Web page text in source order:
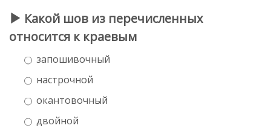
Какой шов из перечисленных
относится к краевым
запошивочный
настрочной
окантовочный
двойной